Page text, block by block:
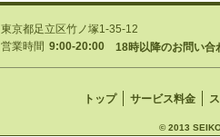
東京都足立区竹ノ塚1-35-12
営業時間 9:00-20:00 18時以降のお問い合
トップ サービス料金
© 2013